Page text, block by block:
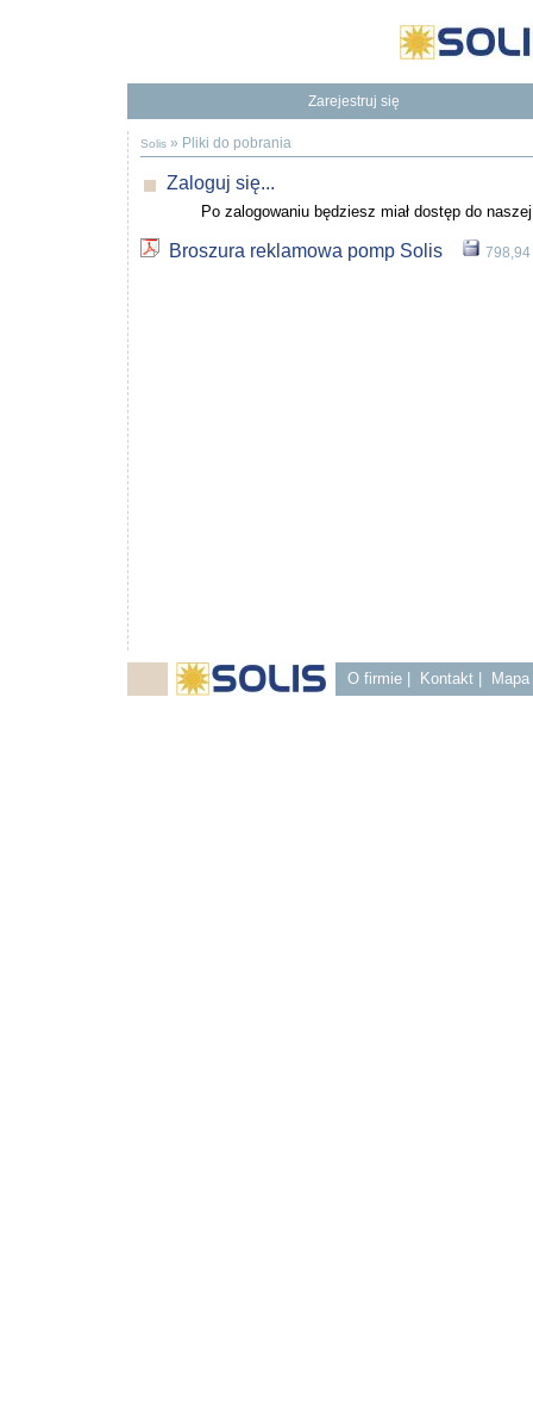
Zarejestruj się
To dodatkowe korzyści
Będziesz mieć dostęp do naszej Bazy Wiedzy
Solis » Pliki do pobrania
Zaloguj się...
Po zalogowaniu będziesz miał dostęp do
Broszura reklamowa pomp Solis 798,94
O firmie Kontakt